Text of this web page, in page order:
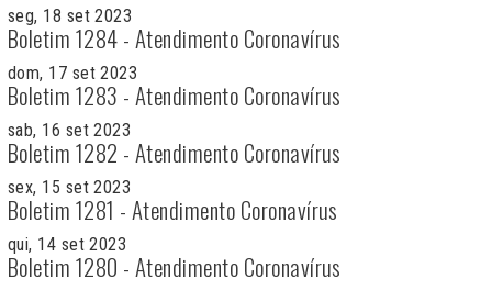
seg, 18 set 2023
Boletim 1284 - Atendimento Coronavírus
dom, 17 set 2023
Boletim 1283 - Atendimento Coronavírus
sab, 16 set 2023
Boletim 1282 - Atendimento Coronavírus
sex, 15 set 2023
Boletim 1281 - Atendimento Coronavírus
qui, 14 set 2023
Boletim 1280 - Atendimento Coronavírus